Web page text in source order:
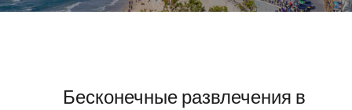
Бесконечные развлечения в